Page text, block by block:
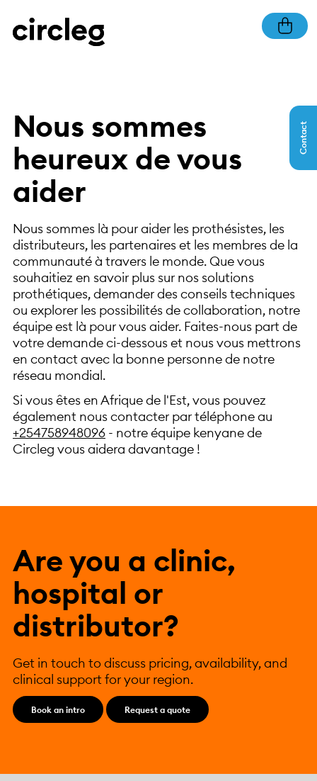
Contact
Nous sommes
heureux de vous
aider
Nous sommes là pour aider les prothésistes, les
distributeurs, les partenaires et les membres de la
communauté à travers le monde. Que vous
souhaitiez en savoir plus sur nos solutions
prothétiques, demander des conseils techniques
ou explorer les possibilités de collaboration, notre
équipe est là pour vous aider. Faites-nous part de
votre demande ci-dessous et nous vous mettrons
en contact avec la bonne personne de notre
réseau mondial.
Si vous êtes en Afrique de l'Est, vous pouvez
également nous contacter par téléphone au
+254758948096 - notre équipe kenyane de
Circleg vous aidera davantage !
Are you a clinic,
hospital or
distributor?
Get in touch to discuss pricing, availability, and
clinical support for your region.
Book an intro Request a quote